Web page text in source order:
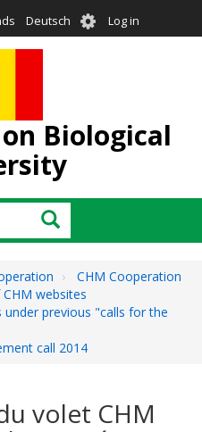
Deutsch User
account
Log in
Biological
Search
CHM Cooperation
websites
previous "calls for the
call 2014
volet CHM